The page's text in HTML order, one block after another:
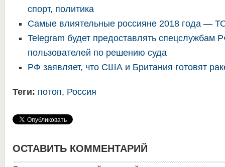
спорт, политика
Самые влиятельные россияне 2018 года —
Telegram будет предоставлять спецслужбам
пользователей по решению суда
РФ заявляет, что США и Британия готовят
Теги: потоп, Россия
ОСТАВИТЬ КОММЕНТАРИЙ